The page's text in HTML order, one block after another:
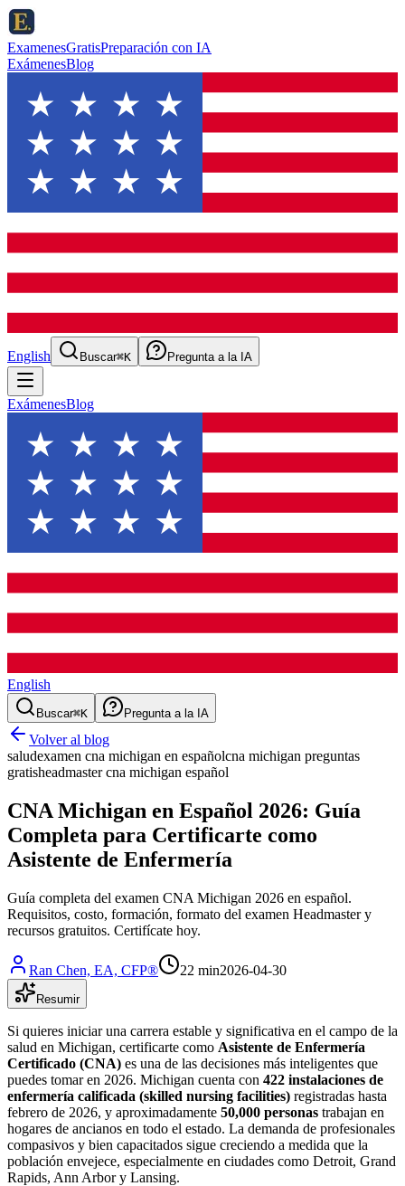
ExamenesGratisPreparación con IA
ExámenesBlog
English Buscar⌘K Pregunta a la IA
ExámenesBlog
English
Buscar⌘K Pregunta a la IA
Volver al blog
saludexamen cna michigan en españolcna michigan preguntas
gratisheadmaster cna michigan español
CNA Michigan en Español 2026: Guía
Completa para Certificarte como
Asistente de Enfermería
Guía completa del examen CNA Michigan 2026 en español.
Requisitos, costo, formación, formato del examen Headmaster y
recursos gratuitos. Certifícate hoy.
Ran Chen, EA, CFP® 22 min2026-04-30
Resumir
Si quieres iniciar una carrera estable y significativa en el campo de la
salud en Michigan, certificarte como Asistente de Enfermería
Certificado (CNA) es una de las decisiones más inteligentes que
puedes tomar en 2026. Michigan cuenta con 422 instalaciones de
enfermería calificada (skilled nursing facilities) registradas hasta
febrero de 2026, y aproximadamente 50,000 personas trabajan en
hogares de ancianos en todo el estado. La demanda de profesionales
compasivos y bien capacitados sigue creciendo a medida que la
población envejece, especialmente en ciudades como Detroit, Grand
Rapids, Ann Arbor y Lansing.